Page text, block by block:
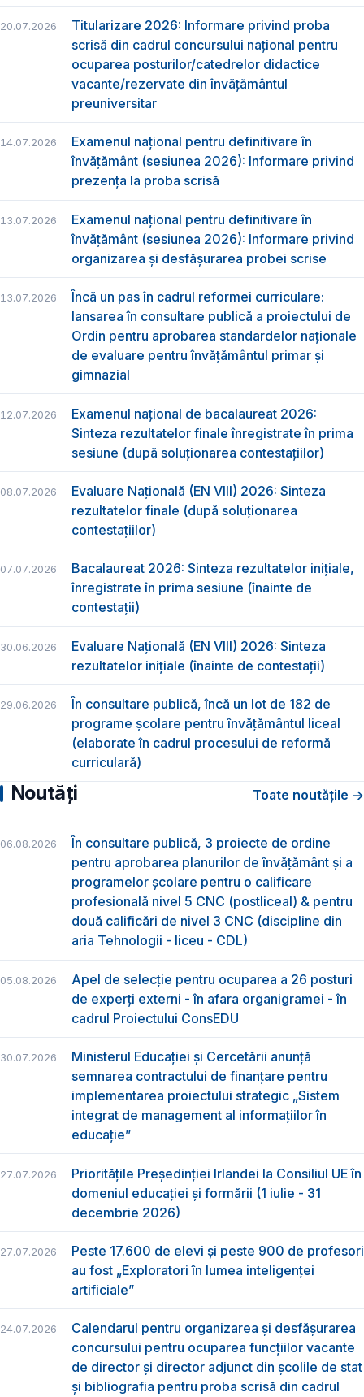
20.07.2026
Titularizare 2026: Informare privind proba
scrisă din cadrul concursului național pentru
ocuparea posturilor/catedrelor didactice
vacante/rezervate din învățământul
preuniversitar
14.07.2026
Examenul național pentru definitivare în
învățământ (sesiunea 2026): Informare privind
prezența la proba scrisă
13.07.2026
Examenul național pentru definitivare în
învățământ (sesiunea 2026): Informare privind
organizarea și desfășurarea probei scrise
13.07.2026
Încă un pas în cadrul reformei curriculare:
lansarea în consultare publică a proiectului de
Ordin pentru aprobarea standardelor naționale
de evaluare pentru învățământul primar și
gimnazial
12.07.2026
Examenul național de bacalaureat 2026:
Sinteza rezultatelor finale înregistrate în prima
sesiune (după soluționarea contestațiilor)
08.07.2026
Evaluare Națională (EN VIII) 2026: Sinteza
rezultatelor finale (după soluționarea
contestațiilor)
07.07.2026
Bacalaureat 2026: Sinteza rezultatelor inițiale,
înregistrate în prima sesiune (înainte de
contestații)
30.06.2026
Evaluare Națională (EN VIII) 2026: Sinteza
rezultatelor inițiale (înainte de contestații)
29.06.2026
În consultare publică, încă un lot de 182 de
programe școlare pentru învățământul liceal
(elaborate în cadrul procesului de reformă
curriculară)
Noutăți Toate noutățile →
06.08.2026
În consultare publică, 3 proiecte de ordine
pentru aprobarea planurilor de învățământ și a
programelor școlare pentru o calificare
profesională nivel 5 CNC (postliceal) & pentru
două calificări de nivel 3 CNC (discipline din
aria Tehnologii - liceu - CDL)
05.08.2026
Apel de selecție pentru ocuparea a 26 posturi
de experți externi - în afara organigramei - în
cadrul Proiectului ConsEDU
30.07.2026
Ministerul Educației și Cercetării anunță
semnarea contractului de finanțare pentru
implementarea proiectului strategic „Sistem
integrat de management al informațiilor în
educație”
27.07.2026
Prioritățile Președinției Irlandei la Consiliul UE în
domeniul educației și formării (1 iulie - 31
decembrie 2026)
27.07.2026
Peste 17.600 de elevi și peste 900 de profesori
au fost „Exploratori în lumea inteligenței
artificiale”
24.07.2026
Calendarul pentru organizarea și desfășurarea
concursului pentru ocuparea funcțiilor vacante
de director și director adjunct din școlile de stat
și bibliografia pentru proba scrisă din cadrul